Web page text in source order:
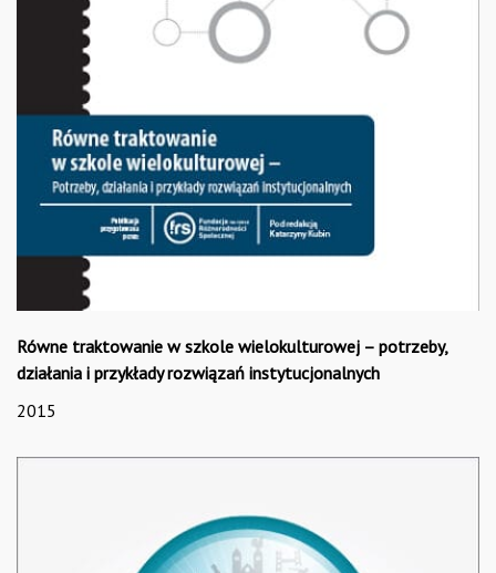
Równe traktowanie w szkole wielokulturowej – potrzeby,
działania i przykłady rozwiązań instytucjonalnych
2015